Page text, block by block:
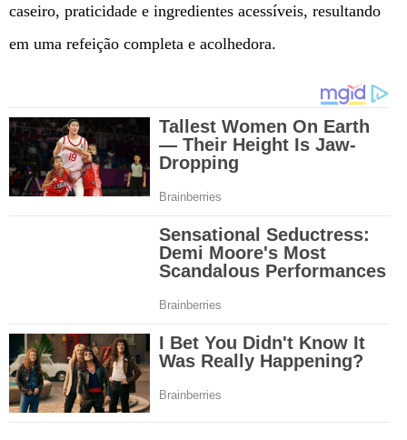
caseiro, praticidade e ingredientes acessíveis, resultando
em uma refeição completa e acolhedora.